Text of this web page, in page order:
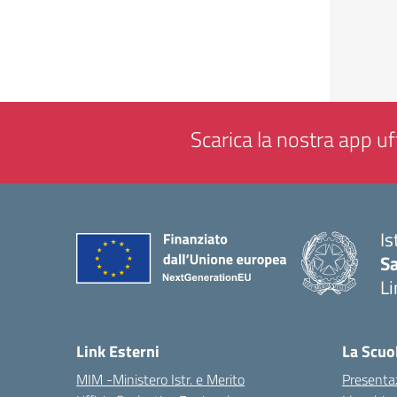
Scarica la nostra app
Link Esterni
MIM -Ministero Istr. e Merito
La